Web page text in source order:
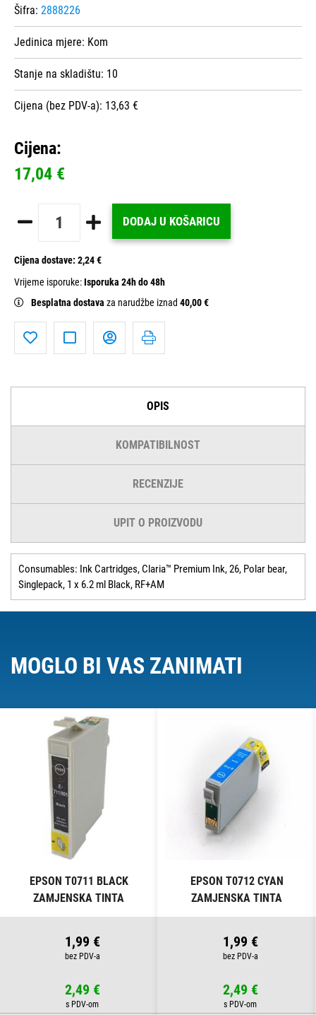
Šifra: 2888226
Jedinica mjere: Kom
Stanje na skladištu: 10
Cijena (bez PDV-a): 13,63 €
Cijena:
17,04 €
DODAJ U KOŠARICU
Cijena dostave: 2,24 €
Vrijeme isporuke:Isporuka 24h do 48h
Besplatna dostava za narudžbe iznad 40,00 €
OPIS
KOMPATIBILNOST
RECENZIJE
UPIT O PROIZVODU
Consumables: Ink Cartridges, Claria™ Premium Ink, 26, Polar bear,
Singlepack, 1 x 6.2 ml Black, RF+AM
MOGLO BI VAS ZANIMATI
EPSON T0711 BLACK
ZAMJENSKA TINTA
1,99 €
2,49 €
EPSON T0712 CYAN
ZAMJENSKA TINTA
1,99 €
2,49 €